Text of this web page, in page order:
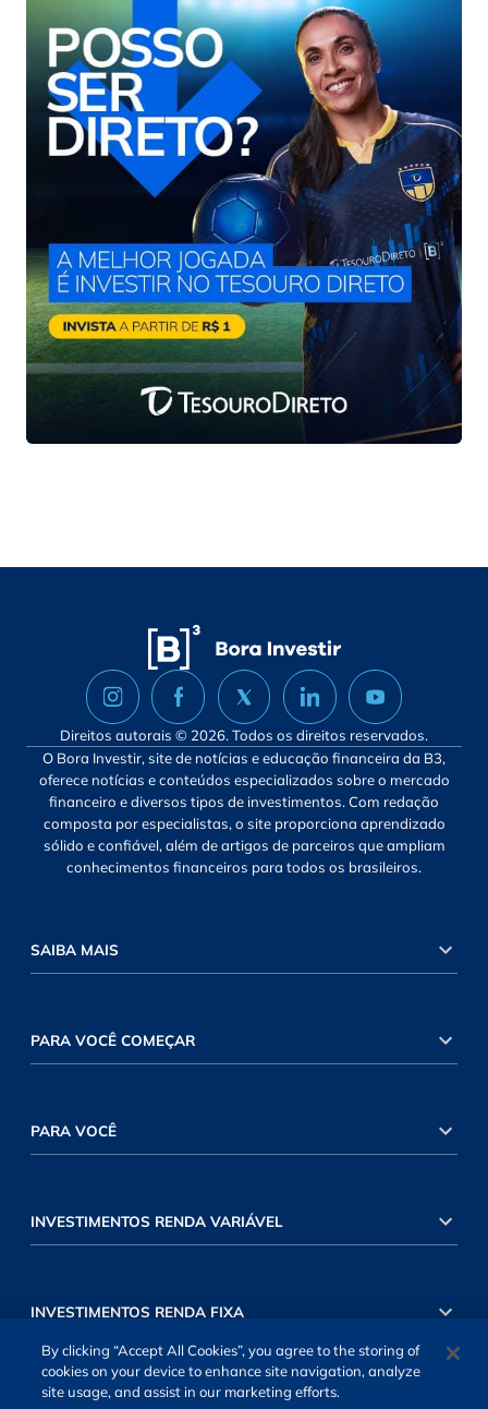
Direitos autorais © 2026. Todos os direitos reservados.
O Bora Investir, site de notícias e educação financeira da B3,
oferece notícias e conteúdos especializados sobre o mercado
financeiro e diversos tipos de investimentos. Com redação
composta por especialistas, o site proporciona aprendizado
sólido e confiável, além de artigos de parceiros que ampliam
conhecimentos financeiros para todos os brasileiros.
SAIBA MAIS
PARA VOCÊ COMEÇAR
PARA VOCÊ
INVESTIMENTOS RENDA VARIÁVEL
INVESTIMENTOS RENDA FIXA
By clicking “Accept All Cookies”, you agree to the storing of
cookies on your device to enhance site navigation, analyze
site usage, and assist in our marketing efforts.